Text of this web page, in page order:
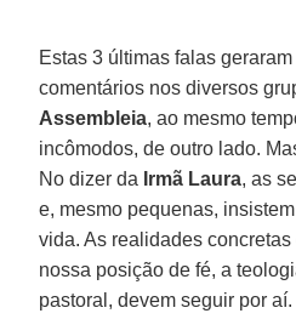
Estas 3 últimas falas
comentários nos diversos
Assembleia, ao mesmo
incômodos, de outro lado.
No dizer da Irmã Laura, as
e, mesmo pequenas,
vida. As realidades
nossa posição de fé, a
pastoral, devem seguir por